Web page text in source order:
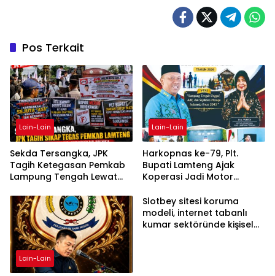
Pos Terkait
Lain-Lain
Sekda Tersangka, JPK
Tagih Ketegasan Pemkab
Lampung Tengah Lewat
Lain-Lain
Harkopnas ke-79, Plt.
Bupati Lamteng Ajak
Koperasi Jadi Motor
Lain-Lain
Slotbey sitesi koruma
modeli, internet tabanlı
kumar sektöründe kişisel